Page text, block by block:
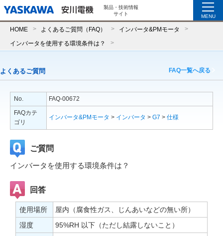
製品・技術情報
サイト
MENU
HOME よくあるご質問（FAQ） インバータ&PMモータ
インバータを使用する環境条件は？
よくあるご質問 FAQ一覧へ戻る
No.
FAQ-00672
FAQカテ
ゴリ
インバータ&PMモータ > インバータ > G7 > 仕様
ご質問
インバータを使用する環境条件は？
回答
使用場所
屋内（腐食性ガス、じんあいなどの無い所）
湿度
95%RH 以下（ただし結露しないこと）